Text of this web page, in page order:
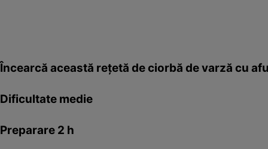
Încearcă această reţetă de ciorbă de varză cu
Dificultate medie
Preparare 2 h